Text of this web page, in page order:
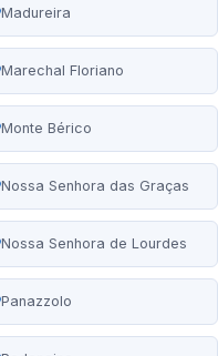
Madureira
Marechal Floriano
Monte Bérico
Nossa Senhora das Graças
Nossa Senhora de Lourdes
Panazzolo